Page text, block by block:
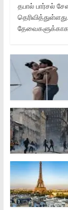
தபால் பார்சல்
தேவைகளுக்காக